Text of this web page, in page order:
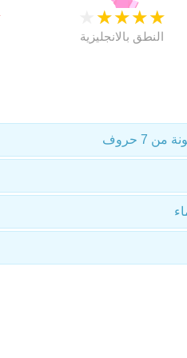
★
★
★
★
النطق بالانجليزية
7 حروف